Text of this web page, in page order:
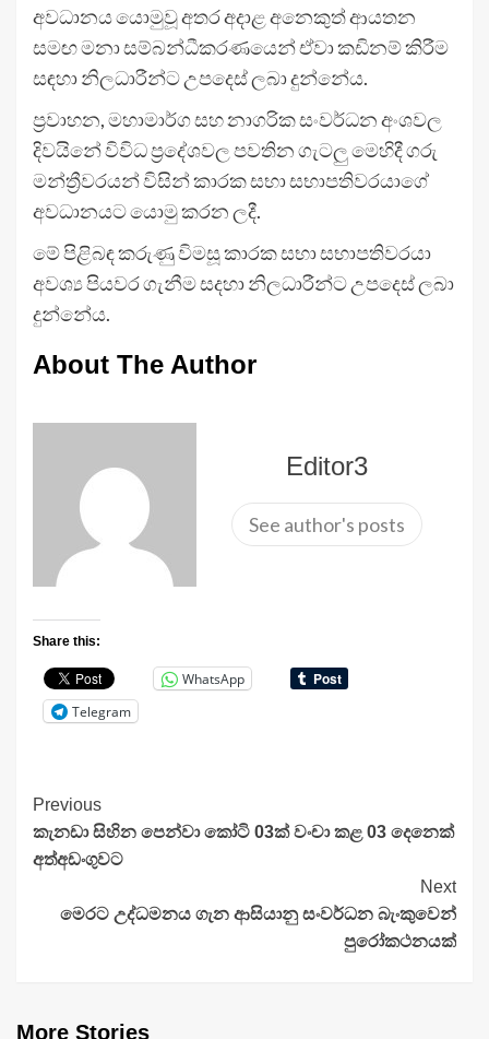
අවධානය යොමුවූ අතර අදාළ අනෙකුත් ආයතන
සමඟ මනා සම්බන්ධීකරණයෙන් ඒවා කඩිනම් කිරීම
සඳහා නිලධාරීන්ට උපදෙස් ලබා දුන්නේය.
ප්‍රවාහන, මහාමාර්ග සහ නාගරික සංවර්ධන අංශවල
දිවයිනේ විවිධ ප්‍රදේශවල පවතින ගැටලු මෙහිදී ගරු
මන්ත්‍රීවරයන් විසින් කාරක සභා සභාපතිවරයාගේ
අවධානයට යොමු කරන ලදී.
මේ පිළිබඳ කරුණු විමසූ කාරක සභා සභාපතිවරයා
අවශ්‍ය පියවර ගැනීම සදහා නිලධාරීන්ට උපදෙස් ලබා
දුන්නේය.
About The Author
Editor3
See author's posts
Share this:
WhatsApp
Telegram
Continue
Reading
Previous
කැනඩා සිහින පෙන්වා කෝටි 03ක් වංචා කළ 03 දෙනෙක්
අත්අඩංගුවට
Next
මෙරට උද්ධමනය ගැන ආසියානු සංවර්ධන බැංකුවෙන්
පුරෝකථනයක්
More Stories